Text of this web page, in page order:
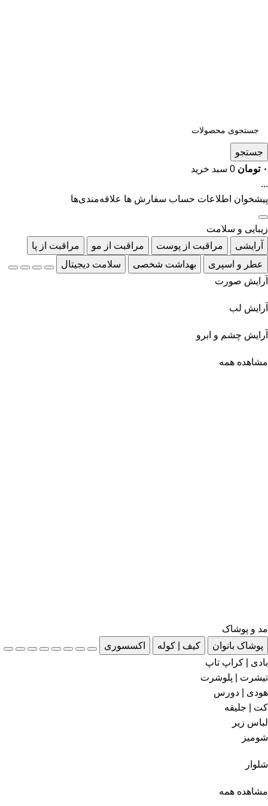
جستجو
۰ تومان 0 سبد خرید
...
پیشخوان اطلاعات حساب سفارش ها علاقه‌مندی‌ها
زیبایی و سلامت
آرایشی
مراقبت از پوست مراقبت از مو
مراقبت از پا
عطر و اسپری
بهداشت شخصی
سلامت دیجیتال
آرایش صورت
آرایش لب
آرایش چشم و ابرو
مشاهده همه
مد و پوشاک
پوشاک بانوان
کیف | کوله
اکسسوری
بادی | کراپ تاپ
تیشرت | پلوشرت
هودی | دورس
کت | جلیقه
لباس زیر
شومیز
شلوار
مشاهده همه